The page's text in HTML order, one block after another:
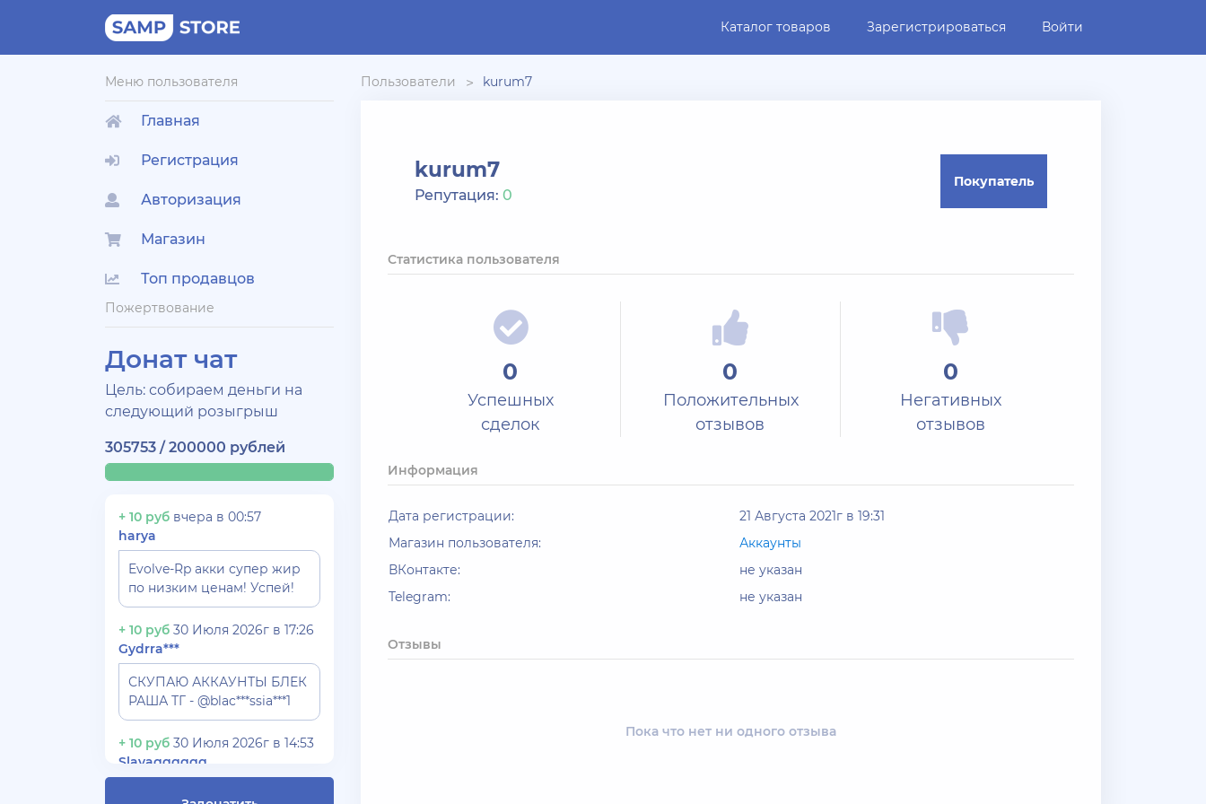
Каталог товаров Зарегистрироваться Войти
Меню пользователя
Главная
Регистрация
Авторизация
Магазин
Топ продавцов
Пожертвование
Донат чат
Цель: собираем деньги на
следующий розыгрыш
305753 / 200000 рублей
+ 10 руб вчера в 00:57
harya
Evolve-Rp акки супер жир
по низким ценам! Успей!
+ 10 руб 30 Июля 2026г в 17:26
Gydrra***
СКУПАЮ АККАУНТЫ БЛЕК
РАША ТГ - @blac***ssia***1
+ 10 руб 30 Июля 2026г в 14:53
Slavagggggg
Пользователи kurum7
kurum7
Репутация: 0
Покупатель
Статистика пользователя
0
Успешных
сделок
0
Положительных
отзывов
0
Негативных
отзывов
Информация
Дата регистрации:
21 Августа 2021г в 19:31
Магазин пользователя:
Аккаунты
ВКонтакте:
не указан
Telegram:
не указан
Отзывы
Пока что нет ни одного отзыва